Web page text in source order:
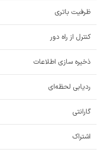
ظرفیت باتری
کنترل از راه دور
ذخیره سازی اطلاعات
ردیابی لحظه‌ای
گارانتی
اشتراک